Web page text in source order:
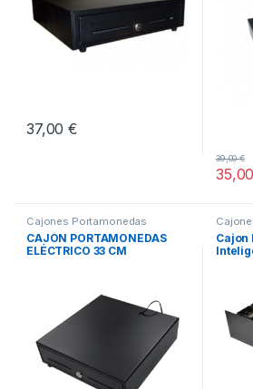
37,00€
Este producto tiene múltiples
39,00€
Cajones Portamonedas
CAJÓN PORTAMONEDAS
ELÉCTRICO 33 CM
Cajon